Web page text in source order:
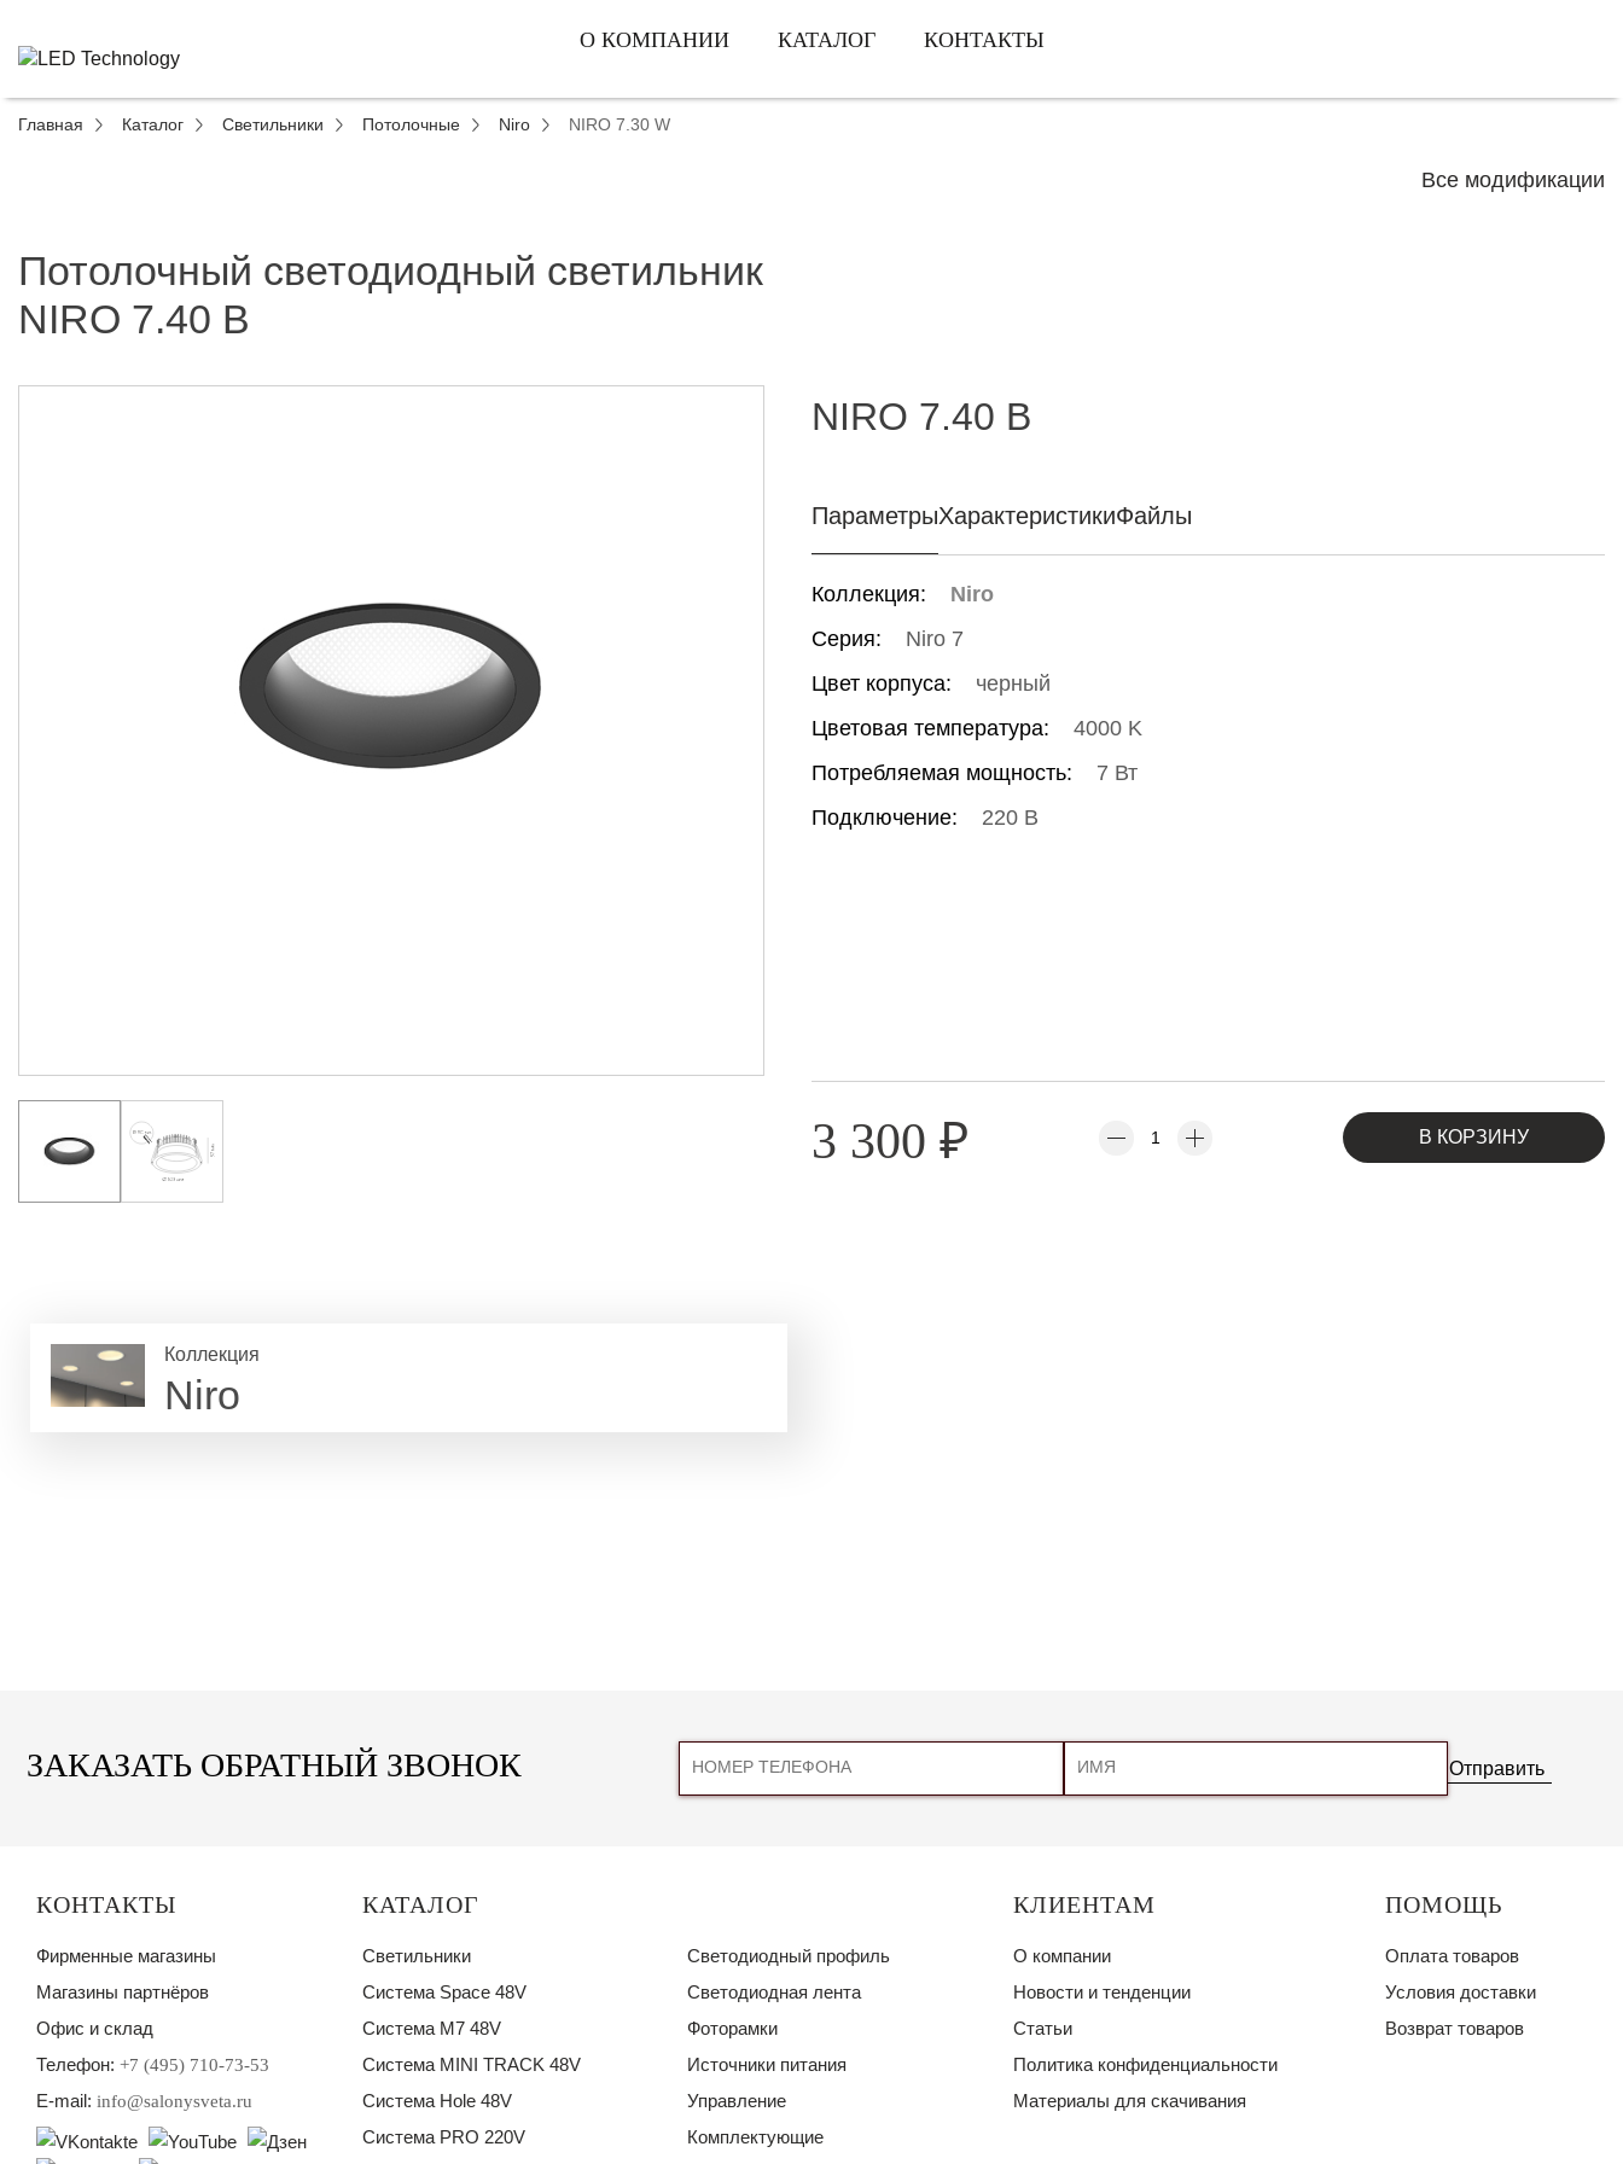
О КОМПАНИИ КАТАЛОГ КОНТАКТЫ
Главная Каталог Светильники Потолочные Niro NIRO 7.30 W
Все модификации
Потолочный светодиодный светильник
NIRO 7.40 B
NIRO 7.40 B
ПараметрыХарактеристикиФайлы
Коллекция:
Niro
Серия:
Niro 7
Цвет корпуса:
черный
Цветовая температура:
4000 K
Потребляемая мощность:
7 Вт
Подключение:
220 В
3 300 ₽ В КОРЗИНУ
Коллекция
Niro
ЗАКАЗАТЬ ОБРАТНЫЙ ЗВОНОК Отправить
КАТАЛОГ
Светильники
Система Space 48V
Система M7 48V
Система MINI TRACK 48V
Система Hole 48V
Система PRO 220V
Светодиодный профиль
Светодиодная лента
Фоторамки
Источники питания
Управление
Комплектующие
КЛИЕНТАМ
О компании
Новости и тенденции
Статьи
Политика конфиденциальности
Материалы для скачивания
ПОМОЩЬ
Оплата товаров
Условия доставки
Возврат товаров
КОНТАКТЫ
Фирменные магазины
Магазины партнёров
Офис и склад
Телефон: +7 (495) 710-73-53
E-mail: info@salonysveta.ru